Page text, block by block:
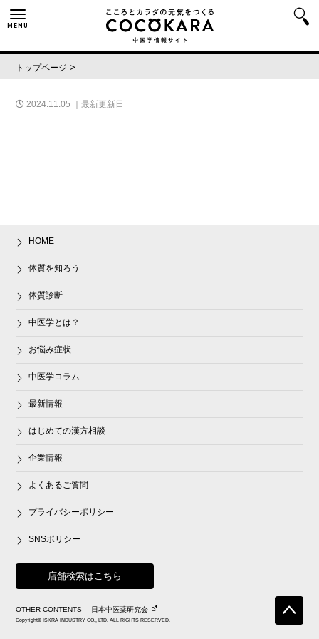
MENU
トップページ >
2024.11.05 ｜最新更新日
HOME
体質を知ろう
体質診断
中医学とは？
お悩み症状
中医学コラム
最新情報
はじめての漢方相談
企業情報
よくあるご質問
プライバシーポリシー
SNSポリシー
店舗検索はこちら
OTHER CONTENTS 日本中医薬研究会
Copyright© ISKRA INDUSTRY CO., LTD. ALL RIGHTS RESERVED.